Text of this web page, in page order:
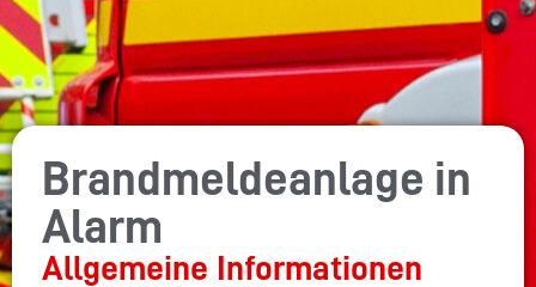
Brandmeldeanlage in
Alarm
Allgemeine Informationen